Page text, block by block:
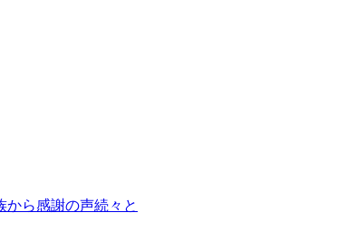
ら感謝の声続々と